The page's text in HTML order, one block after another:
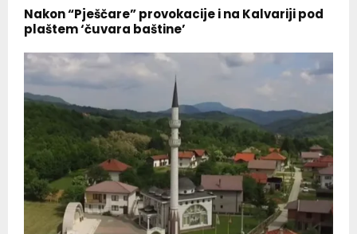
Nakon “Pješčare” provokacije i na Kalvariji pod
plaštem ‘čuvara baštine’